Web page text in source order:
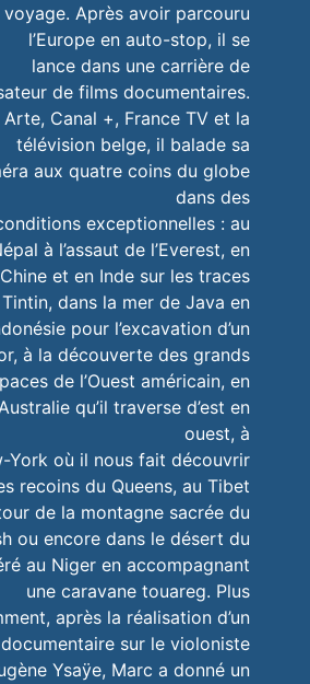
voyage. Après avoir parcouru
l’Europe en auto-stop, il se
lance dans une carrière de
de films documentaires.
Arte, Canal +, France TV et la
télévision belge, il balade sa
aux quatre coins du globe
dans des
exceptionnelles : au
à l’assaut de l’Everest, en
Chine et en Inde sur les traces
dans la mer de Java en
pour l’excavation d’un
à la découverte des grands
de l’Ouest américain, en
qu’il traverse d’est en
ouest, à
York où il nous fait découvrir
recoins du Queens, au Tibet
de la montagne sacrée du
ou encore dans le désert du
au Niger en accompagnant
une caravane touareg. Plus
après la réalisation d’un
documentaire sur le violoniste
Ysaÿe, Marc a donné un